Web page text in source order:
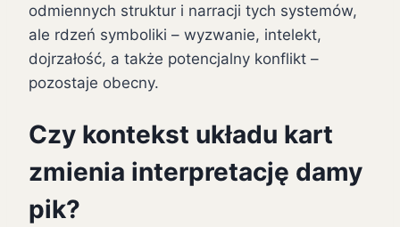
odmiennych struktur i narracji tych systemów,
ale rdzeń symboliki – wyzwanie, intelekt,
dojrzałość, a także potencjalny konflikt –
pozostaje obecny.
Czy kontekst układu kart
zmienia interpretację damy
pik?